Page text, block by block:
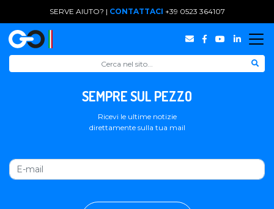
SERVE AIUTO? | CONTATTACI +39 0523 364107
SEMPRE SUL PEZZO
Ricevi le ultime notizie
direttamente sulla tua mail